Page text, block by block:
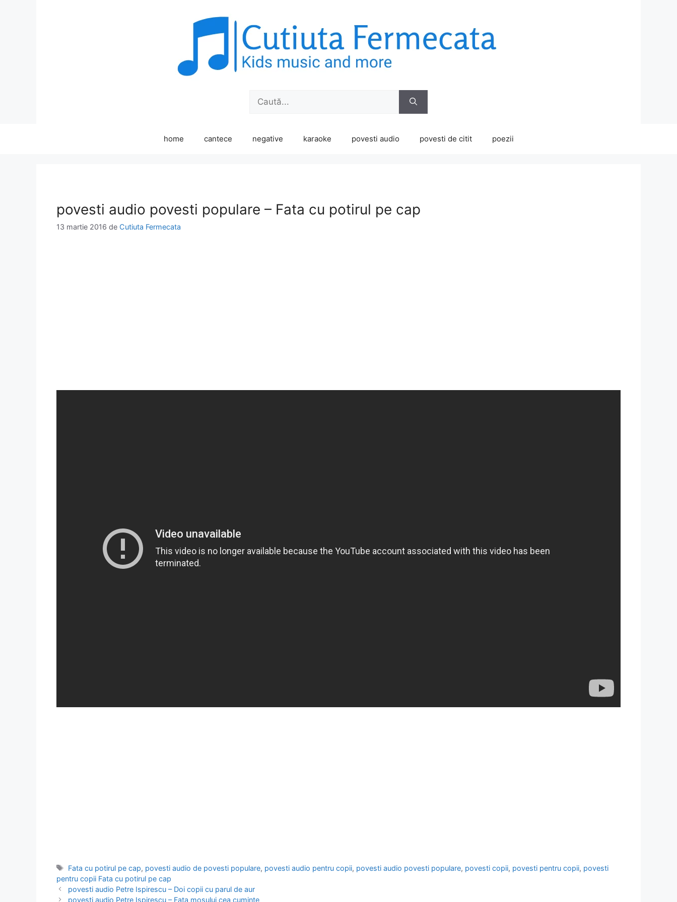
Caută
home cantece negative karaoke povesti audio povesti de citit poezii
povesti audio povesti populare – Fata cu potirul pe cap
13 martie 2016 de Cutiuta Fermecata
Etichete
Fata cu potirul pe cap, povesti audio de povesti populare, povesti audio pentru copii, povesti audio povesti populare, povesti copii, povesti pentru copii, povesti
pentru copii Fata cu potirul pe cap
povesti audio Petre Ispirescu – Doi copii cu parul de aur
povesti audio Petre Ispirescu – Fata mosului cea cuminte